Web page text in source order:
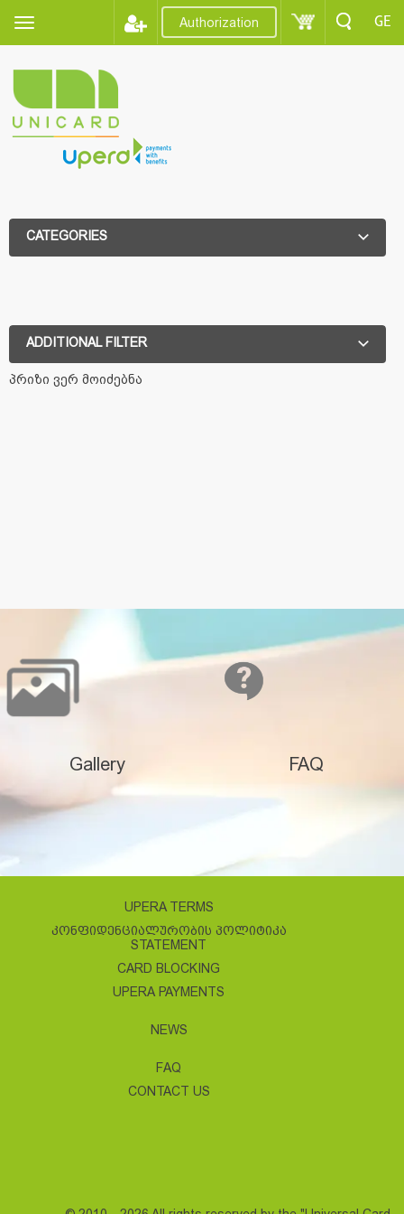
Authorization GE
CATEGORIES
ADDITIONAL FILTER
პრიზი ვერ მოიძებნა
Gallery FAQ
UPERA TERMS
ᲙᲝᲜᲤᲘᲓᲔᲜᲪᲘᲐᲚᲣᲠᲝᲑᲘᲡ ᲞᲝᲚᲘᲢᲘᲙᲐ
STATEMENT
CARD BLOCKING
UPERA PAYMENTS
NEWS
FAQ
CONTACT US